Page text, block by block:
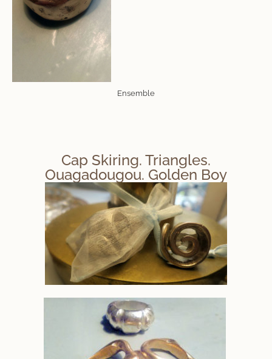
Ensemble
Cap Skiring. Triangles.
Ouagadougou. Golden Boy